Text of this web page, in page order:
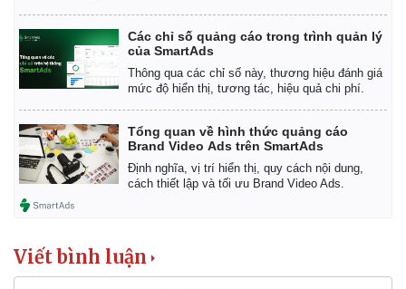
Các chỉ số quảng cáo trong trình quản lý
của SmartAds
Thông qua các chỉ số này, thương hiệu đánh giá
mức độ hiển thị, tương tác, hiệu quả chi phí.
Tổng quan về hình thức quảng cáo
Brand Video Ads trên SmartAds
Định nghĩa, vị trí hiển thị, quy cách nội dung,
cách thiết lập và tối ưu Brand Video Ads.
Viết bình luận